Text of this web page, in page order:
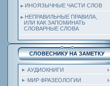
ИНОЯЗЫЧНЫЕ ЧАСТИ СЛОВ
НЕПРАВИЛЬНЫЕ ПРАВИЛА,
ИЛИ КАК ЗАПОМИНАТЬ
СЛОВАРНЫЕ СЛОВА
СЛОВЕСНИКУ НА ЗАМЕТКУ
АУДИОКНИГИ
МИР ФРАЗЕОЛОГИИ